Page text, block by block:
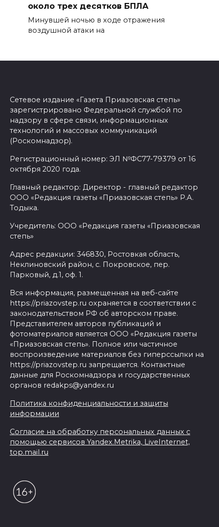
около трех десятков БПЛА
Минувшей ночью в ходе отражения
воздушной атаки на
Сетевое издание «Газета Приазовская степь»
зарегистрировано Федеральной службой по
надзору в сфере связи, информационных
технологий и массовых коммуникаций
(Роскомнадзор).
Регистрационный номер: ЭЛ №ФС77-79379 от 16
октября 2020 года.
Главный редактор: Директор - главный редактор
ООО «Редакция газеты «Приазовская степь» Р.А.
Тодыка.
Учредитель: ООО «Редакция газеты «Приазовская
степь»
Адрес редакции: 346830, Ростовкая область,
Неклиновский район, с. Покровское, пер.
Парковый, д.1, оф. 1.
Вся информация, размещенная на веб-сайте
https://priazovstep.ru охраняется в соответствии с
законодательством РФ об авторском праве.
Представителем авторов публикаций и
фотоматериалов является ООО «Редакция газеты
«Приазовская степь». Полное или частичное
воспроизведение материалов без гиперссылки на
https://priazovstep.ru запрещается. Контактные
данные для Роскомнадзора и государственных
органов redakps@yandex.ru
Политика конфиденциальности и защиты
информации
Согласие на обработку персональных данных с
помощью сервисов Yandex.Metrika, LiveInternet,
top.mail.ru